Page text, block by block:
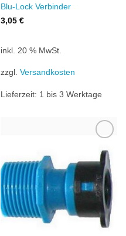
Blu-Lock Verbinder
3,05 €
inkl. 20 % MwSt.
zzgl. Versandkosten
Lieferzeit: 1 bis 3 Werktage
Wunschliste
hinzufügen